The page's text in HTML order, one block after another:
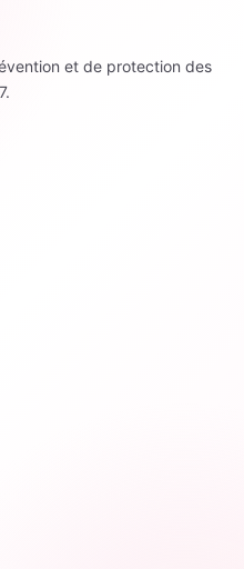
et de protection des